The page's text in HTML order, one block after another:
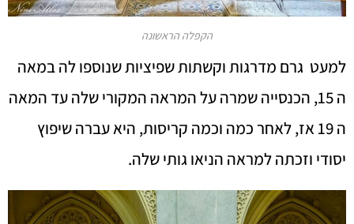
הקפלה הראשונה
למעט גרם מדרגות וקשתות שפיציות שנוספו לה במאה
ה 15, הכנסייה שמרה על המראה המקורי שלה עד המאה
ה 19 אז, לאחר כמה וכמה קריסות, היא עברה שיפוץ
יסודי וזכתה למראה הניאו גותי שלה.